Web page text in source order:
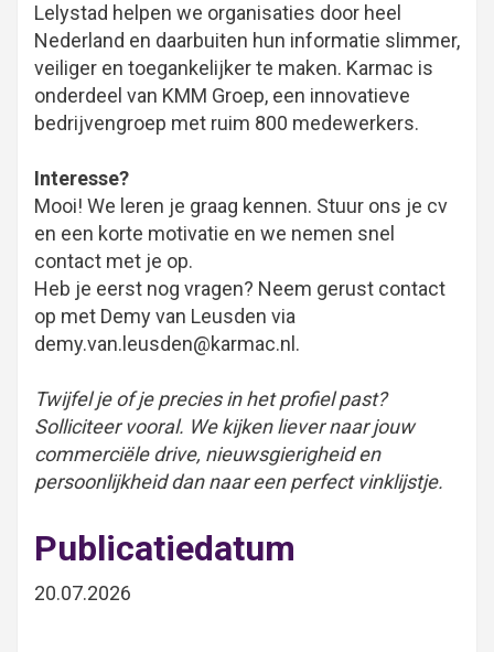
Lelystad helpen we organisaties door heel
Nederland en daarbuiten hun informatie slimmer,
veiliger en toegankelijker te maken. Karmac is
onderdeel van KMM Groep, een innovatieve
bedrijvengroep met ruim 800 medewerkers.
Interesse?
Mooi! We leren je graag kennen. Stuur ons je cv
en een korte motivatie en we nemen snel
contact met je op.
Heb je eerst nog vragen? Neem gerust contact
op met Demy van Leusden via
demy.van.leusden@karmac.nl.
Twijfel je of je precies in het profiel past?
Solliciteer vooral. We kijken liever naar jouw
commerciële drive, nieuwsgierigheid en
persoonlijkheid dan naar een perfect vinklijstje.
Publicatiedatum
20.07.2026